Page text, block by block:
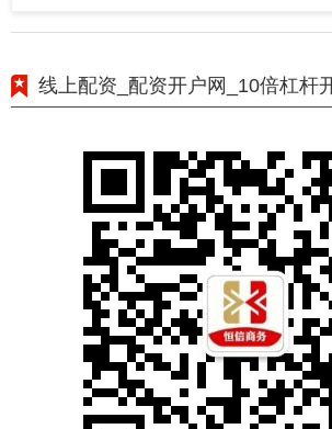
线上配资_配资开户网_10倍杠杆